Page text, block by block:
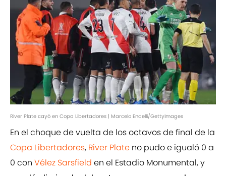
River Plate cayó en Copa Libertadores | Marcelo Endelli/GettyImages
En el choque de vuelta de los octavos de final de la
Copa Libertadores, River Plate no pudo e igualó 0 a
0 con Vélez Sarsfield en el Estadio Monumental, y